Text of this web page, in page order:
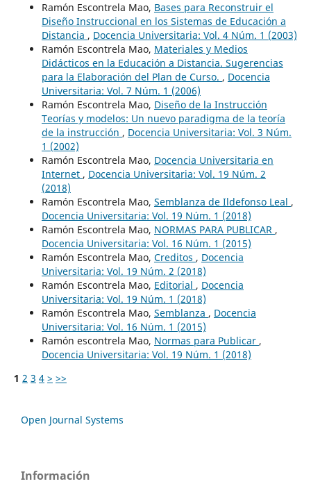
Ramón Escontrela Mao, Bases para Reconstruir el
Diseño Instruccional en los Sistemas de Educación a
Distancia , Docencia Universitaria: Vol. 4 Núm. 1 (2003)
Ramón Escontrela Mao, Materiales y Medios
Didácticos en la Educación a Distancia. Sugerencias
para la Elaboración del Plan de Curso. , Docencia
Universitaria: Vol. 7 Núm. 1 (2006)
Ramón Escontrela Mao, Diseño de la Instrucción
Teorías y modelos: Un nuevo paradigma de la teoría
de la instrucción , Docencia Universitaria: Vol. 3 Núm.
1 (2002)
Ramón Escontrela Mao, Docencia Universitaria en
Internet , Docencia Universitaria: Vol. 19 Núm. 2
(2018)
Ramón Escontrela Mao, Semblanza de Ildefonso Leal ,
Docencia Universitaria: Vol. 19 Núm. 1 (2018)
Ramón Escontrela Mao, NORMAS PARA PUBLICAR ,
Docencia Universitaria: Vol. 16 Núm. 1 (2015)
Ramón Escontrela Mao, Creditos , Docencia
Universitaria: Vol. 19 Núm. 2 (2018)
Ramón Escontrela Mao, Editorial , Docencia
Universitaria: Vol. 19 Núm. 1 (2018)
Ramón Escontrela Mao, Semblanza , Docencia
Universitaria: Vol. 16 Núm. 1 (2015)
Ramón escontrela Mao, Normas para Publicar ,
Docencia Universitaria: Vol. 19 Núm. 1 (2018)
1 2 3 4 > >>
Open Journal Systems
Información